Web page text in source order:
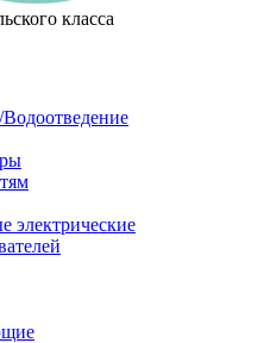
класса
электрические